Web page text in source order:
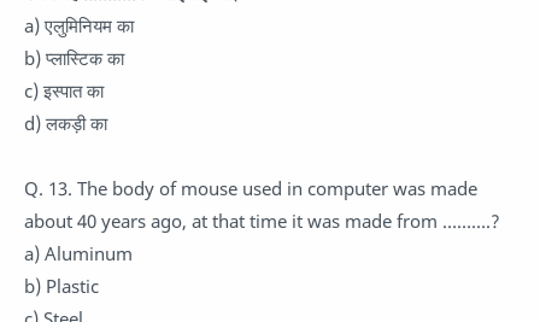
a) एलुमिनियम का
b) प्लास्टिक का
c) इस्पात का
d) लकड़ी का
Q. 13. The body of mouse used in computer was made
about 40 years ago, at that time it was made from ……….?
a) Aluminum
b) Plastic